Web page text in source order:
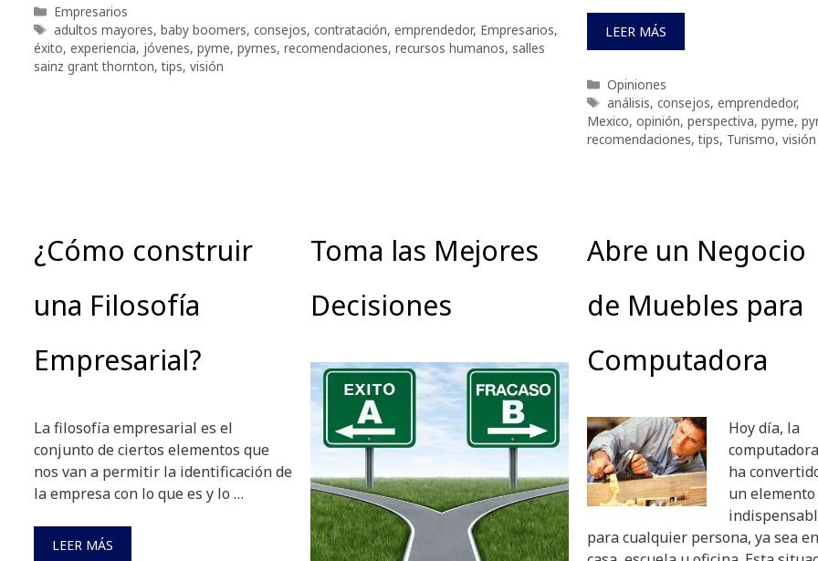
Categorías
Empresarios
Etiquetas
adultos mayores, baby boomers, consejos, contratación, emprendedor, Empresarios,
éxito, experiencia, jóvenes, pyme, pymes, recomendaciones, recursos humanos, salles
sainz grant thornton,tips, visión
LEER MÁS
Categorías
Opiniones
Etiquetas
análisis, consejos, emprendedor,
Mexico, opinión, perspectiva, pyme,
recomendaciones,tips, Turismo, visión
¿Cómo construir
una Filosofía
Empresarial?
La filosofía empresarial es el
conjunto de ciertos elementos que
nos van a permitir la identificación de
la empresa con lo que es y lo …
LEER MÁS
Toma las Mejores
Decisiones
Abre un Negocio
de Muebles para
Computadora
Hoy día, la
ha
un elemento
para cualquier persona, ya sea